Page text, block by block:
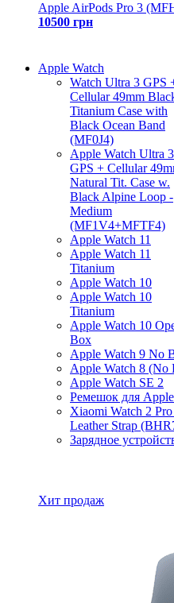
Apple AirPods Pro 3
10500 грн
Apple Watch
Watch Ultra 3 GPS
Cellular 49mm
Titanium Case with
Black Ocean Band
(MF0J4)
Apple Watch Ultra 3
GPS + Cellular
Natural Tit. Case w.
Black Alpine Loop -
Medium
(MF1V4+MFTF4)
Apple Watch 11
Apple Watch 11
Titanium
Apple Watch 10
Apple Watch 10
Titanium
Apple Watch 10
Box
Apple Watch 9 No
Apple Watch 8 (No
Apple Watch SE 2
Ремешок для
Xiaomi Watch 2
Leather Strap
Зарядное
Хит продаж